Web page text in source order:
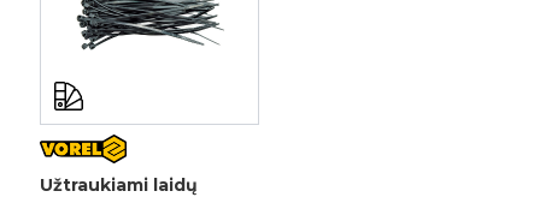
Užtraukiami laidų